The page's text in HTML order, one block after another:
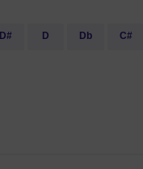
C#
Db
D
D#